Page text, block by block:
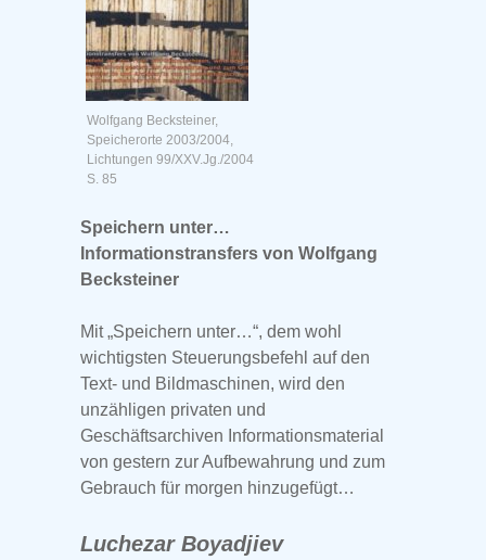
Wolfgang Becksteiner,
Speicherorte 2003/2004,
Lichtungen 99/XXV.Jg./2004
S. 85
Speichern unter…
Informationstransfers von Wolfgang
Becksteiner
Mit „Speichern unter…“, dem wohl
wichtigsten Steuerungsbefehl auf den
Text- und Bildmaschinen, wird den
unzähligen privaten und
Geschäftsarchiven Informationsmaterial
von gestern zur Aufbewahrung und zum
Gebrauch für morgen hinzugefügt…
Luchezar Boyadjiev